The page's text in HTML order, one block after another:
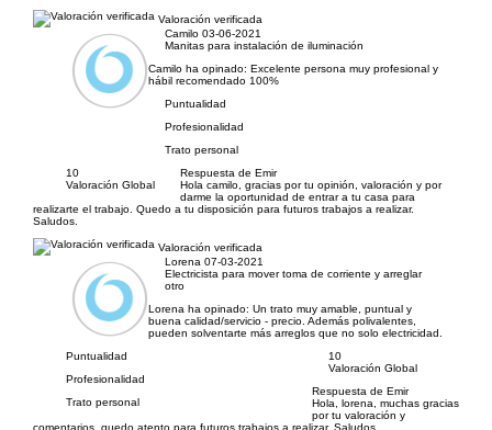
Valoración verificada
Camilo 03-06-2021
Manitas para instalación de iluminación
Camilo ha opinado: Excelente persona muy profesional y
hábil recomendado 100%
Puntualidad
Profesionalidad
Trato personal
10
Valoración Global
Respuesta de Emir
Hola camilo, gracias por tu opinión, valoración y por
darme la oportunidad de entrar a tu casa para
realizarte el trabajo. Quedo a tu disposición para futuros trabajos a realizar.
Saludos.
Valoración verificada
Lorena 07-03-2021
Electricista para mover toma de corriente y arreglar
otro
Lorena ha opinado: Un trato muy amable, puntual y
buena calidad/servicio - precio. Además polivalentes,
pueden solventarte más arreglos que no solo electricidad.
Puntualidad
Profesionalidad
Trato personal
10
Valoración Global
Respuesta de Emir
Hola, lorena, muchas gracias
por tu valoración y
comentarios, quedo atento para futuros trabajos a realizar. Saludos.